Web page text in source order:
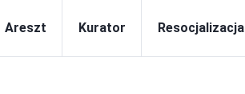
Areszt Kurator Resocjalizacja